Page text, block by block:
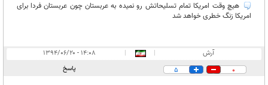
هیچ وقت امریکا تمام تسلیحاتش رو نمیده به عربستان چون عربستان فردا برای
امریکا زنگ خطری خواهد شد
آرش |
|
۱۴:۰۸ - ۱۳۹۴/۰۶/۲۰
0
5 پاسخ